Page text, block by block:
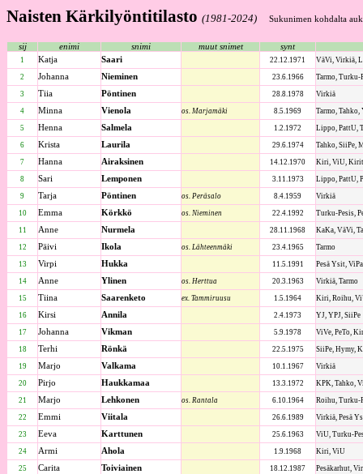
Naisten Kärkilyöntitilasto (1981-2024) Sukunimen kohdalta
sij enimi snimi muut snimet synt
1 Katja Saari 22.12.1971 VäVi, Virkiä,
2 Johanna Nieminen 23.6.1966 Tarmo, Turku-
3 Tiia Pöntinen 28.8.1978 Virkiä
4 Minna Vienola os. Marjamäki 8.5.1969 Tarmo, Tahko,
5 Henna Salmela 1.2.1972 Lippo, PattU,
6 Krista Laurila 29.6.1974 Tahko, SiiPe,
7 Hanna Airaksinen 14.12.1970 Kiri, ViU,
8 Sari Lemponen 3.11.1973 Lippo, PattU,
9 Tarja Pöntinen os. Peräsalo 8.4.1959 Virkiä
10 Emma Körkkö os. Nieminen 22.4.1992 Turku-Pesis,
11 Anne Nurmela 28.11.1968 KaKa, VäVi,
12 Päivi Ikola os. Lähteenmäki 23.4.1965 Tarmo
13 Virpi Hukka 11.5.1991 Pesä Ysit,
14 Anne Ylinen os. Herttua 20.3.1963 Virkiä, Tarmo
15 Tiina Saarenketo ex. Tammiruusu 1.5.1964 Kiri, Roihu,
16 Kirsi Annila 2.4.1973 YJ, YPJ, SiiPe
17 Johanna Vikman 5.9.1978 ViVe, PeTo,
18 Terhi Rönkä 22.5.1975 SiiPe, Hymy,
19 Marjo Valkama 10.1.1967 Virkiä
20 Pirjo Haukkamaa 13.3.1972 KPK, Tahko,
21 Marjo Lehkonen os. Rantala 6.10.1964 Roihu, Turku-
22 Emmi Viitala 26.6.1989 Virkiä, Pesä
23 Eeva Karttunen 25.6.1963 ViU, Turku-
24 Armi Ahola 1.9.1968 Kiri, ViU
25 Carita Toiviainen 18.12.1987 Pesäkarhut,